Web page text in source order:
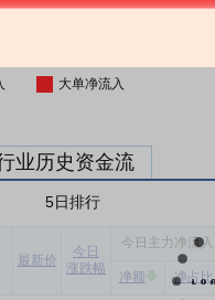
大单净流入
业历史资金流
5日排行
最新价
今 日
涨跌幅
今 日主力净流入
净额 净占比